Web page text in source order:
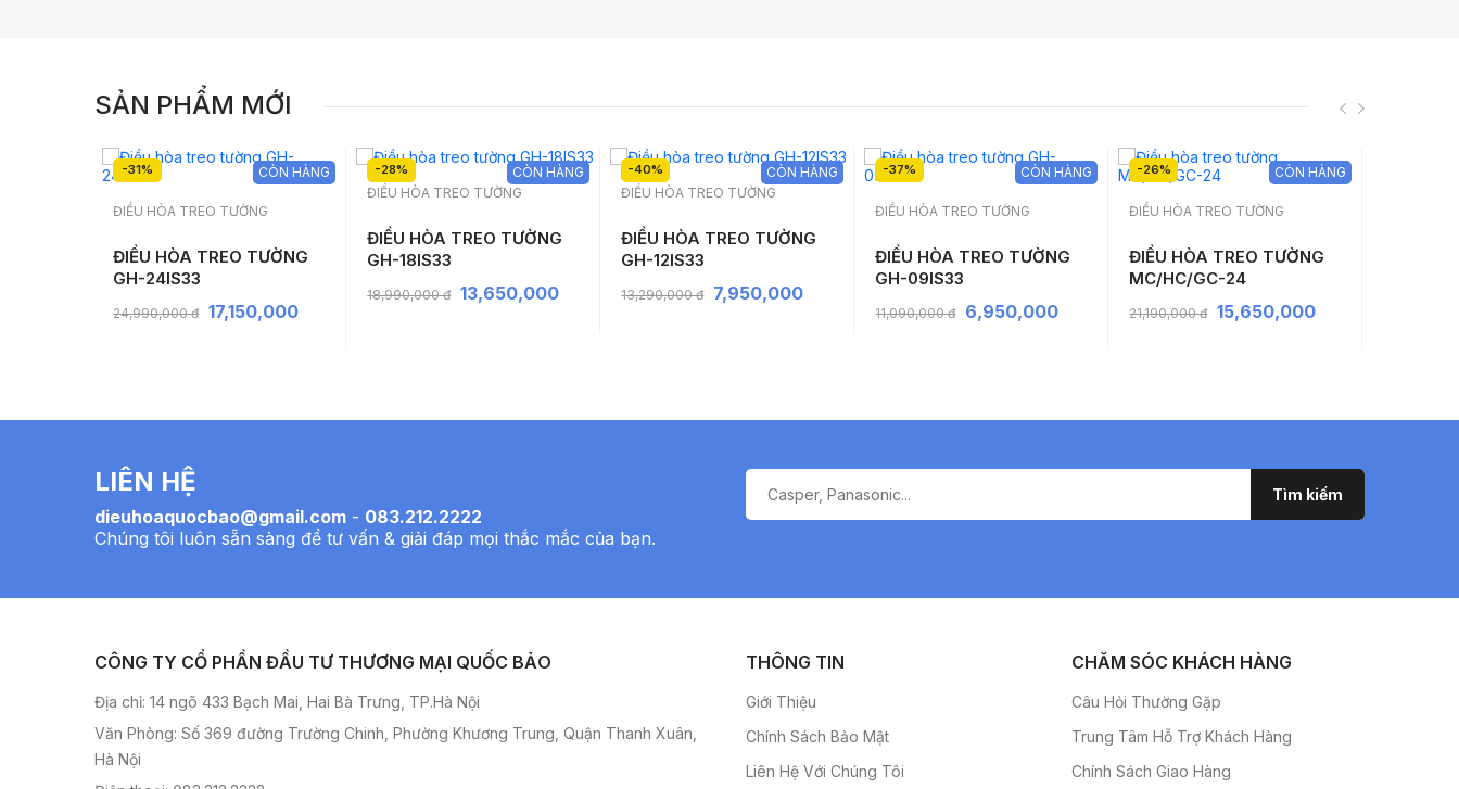
SẢN PHẨM MỚI
-31%
ĐIỀU HÒA TREO TƯỜNG
ĐIỀU HÒA TREO TƯỜNG
GH-24IS33
CÒN HÀNG
24,990,000 đ 17,150,000
-28%
ĐIỀU HÒA TREO TƯỜNG
ĐIỀU HÒA TREO TƯỜNG
GH-18IS33
CÒN HÀNG
18,990,000 đ 13,650,000
-40%
ĐIỀU HÒA TREO TƯỜNG
ĐIỀU HÒA TREO TƯỜNG
GH-12IS33
CÒN HÀNG
13,290,000 đ 7,950,000
-37%
ĐIỀU HÒA TREO TƯỜNG
ĐIỀU HÒA TREO TƯỜNG
GH-09IS33
CÒN HÀNG
11,090,000 đ 6,950,000
-26%
ĐIỀU HÒA TREO TƯỜNG
ĐIỀU HÒA TREO TƯỜNG
MC/HC/GC-24
CÒN HÀNG
21,190,000 đ 15,650,000
LIÊN HỆ
dieuhoaquocbao@gmail.com - 083.212.2222
Chúng tôi luôn sẵn sàng để tư vấn & giải đáp mọi thắc mắc của bạn.
CÔNG TY CỔ PHẦN ĐẦU TƯ THƯƠNG MẠI QUỐC BẢO
Địa chỉ: 14 ngõ 433 Bạch Mai, Hai Bà Trưng, TP.Hà Nội
Văn Phòng: Số 369 đường Trường Chinh, Phường Khương Trung, Quận Thanh Xuân,
Hà Nội
THÔNG TIN
Giới Thiệu
Chính Sách Bảo Mật
Liên Hệ Với Chúng Tôi
CHĂM SÓC KHÁCH HÀNG
Câu Hỏi Thường Gặp
Trung Tâm Hỗ Trợ Khách Hàng
Chính Sách Giao Hàng